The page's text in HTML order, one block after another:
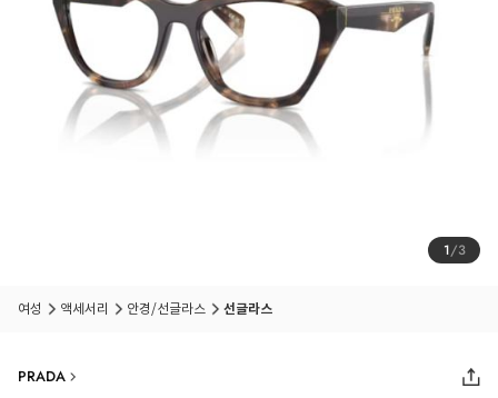
1/3
여성 액세서리 안경/선글라스 선글라스
PRADA